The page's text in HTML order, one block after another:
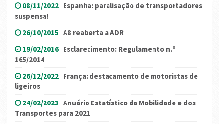
08/11/2022 Espanha: paralisação de transportadores
suspensa!
26/10/2015 A8 reaberta a ADR
19/02/2016 Esclarecimento: Regulamento n.º
165/2014
26/12/2022 França: destacamento de motoristas de
ligeiros
24/02/2023 Anuário Estatístico da Mobilidade e dos
Transportes para 2021